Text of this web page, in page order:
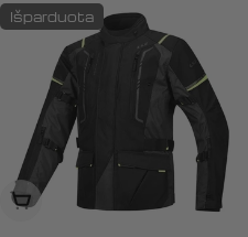
Išparduota
Išparduota